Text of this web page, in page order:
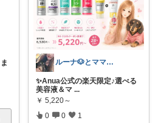
ルーナ🐶とママのおすすめROOM✨
✨Anua公式の楽天限定♪選べる
美容液＆マ ...
￥ 5,220～
0 0 1